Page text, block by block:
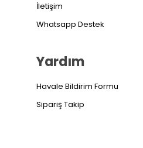
İletişim
Whatsapp Destek
Yardım
Havale Bildirim Formu
Sipariş Takip